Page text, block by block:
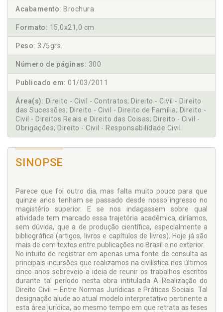
Acabamento: Brochura
Formato: 15,0x21,0 cm
Peso: 375grs.
Número de páginas: 300
Publicado em: 01/03/2011
Área(s): Direito - Civil - Contratos; Direito - Civil - Direito
das Sucessões; Direito - Civil - Direito de Família; Direito -
Civil - Direitos Reais e Direito das Coisas; Direito - Civil -
Obrigações; Direito - Civil - Responsabilidade Civil
SINOPSE
Parece que foi outro dia, mas falta muito pouco para que
quinze anos tenham se passado desde nosso ingresso no
magistério superior. E se nos indagassem sobre qual
atividade tem marcado essa trajetória acadêmica, diríamos,
sem dúvida, que a de produção científica, especialmente a
bibliográfica (artigos, livros e capítulos de livros). Hoje já são
mais de cem textos entre publicações no Brasil e no exterior.
No intuito de registrar em apenas uma fonte de consulta as
principais incursões que realizamos na civilística nos últimos
cinco anos sobreveio a ideia de reunir os trabalhos escritos
durante tal período nesta obra intitulada A Realização do
Direito Civil – Entre Normas Jurídicas e Práticas Sociais. Tal
designação alude ao atual modelo interpretativo pertinente a
esta área jurídica, ao mesmo tempo em que retrata as teses